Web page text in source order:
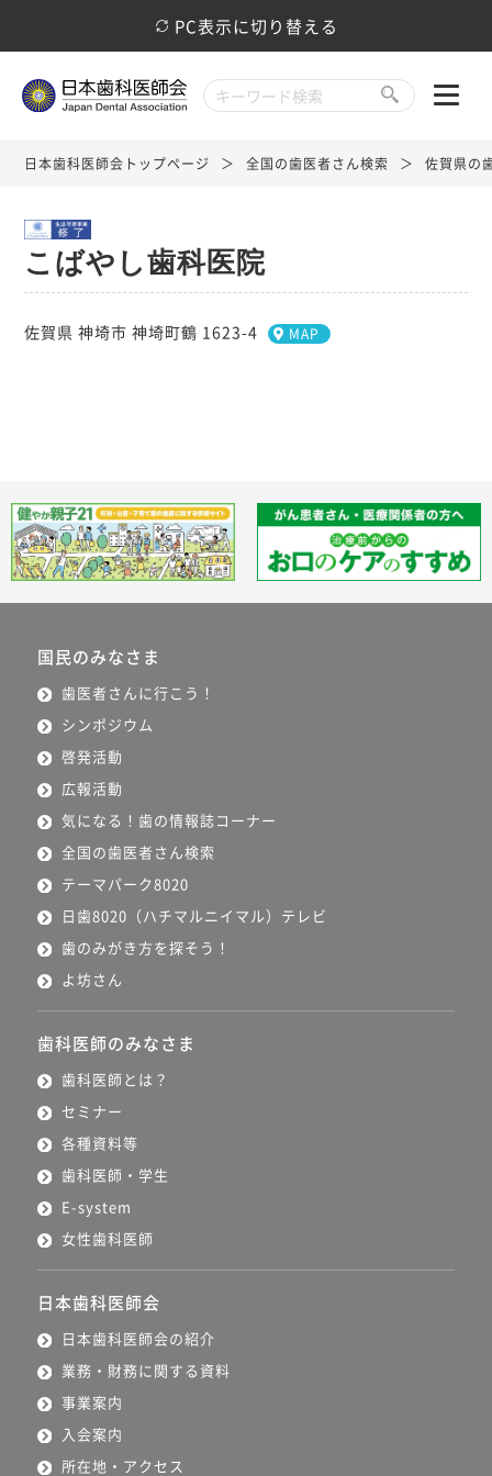
PC表示に切り替える
日本歯科医師会トップページ 全国の歯医者さん検索 佐賀県の
こばやし歯科医院
佐賀県 神埼市 神埼町鶴 1623-4 MAP
国民のみなさま
歯医者さんに行こう！
シンポジウム
啓発活動
広報活動
気になる！歯の情報誌コーナー
全国の歯医者さん検索
テーマパーク8020
日歯8020（ハチマルニイマル）テレビ
歯のみがき方を探そう！
よ坊さん
歯科医師のみなさま
歯科医師とは？
セミナー
各種資料等
歯科医師・学生
E-system
女性歯科医師
日本歯科医師会
日本歯科医師会の紹介
業務・財務に関する資料
事業案内
入会案内
所在地・アクセス